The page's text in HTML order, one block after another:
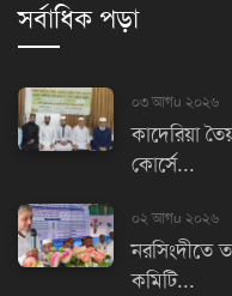
সর্বাধিক পড়া
০৩ আগu ২০২৬
কাদেরিয়া
কোর্সে...
০২ আগu ২০২৬
নরসিংদীতে
কমিটি...